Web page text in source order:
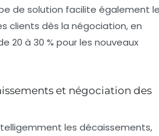
de solution facilite également
clients dès la négociation, en
20 à 30 % pour les nouveaux
et négociation des
les décaissements,